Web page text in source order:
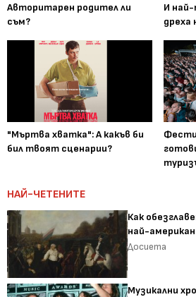
Авторитарен родител ли
съм?
И
дреха
"Мъртва хватка": А какъв би
бил твоят сценарии?
НАЙ-ЧЕТЕНИТЕ
Как
най-
Досиета
Музикални